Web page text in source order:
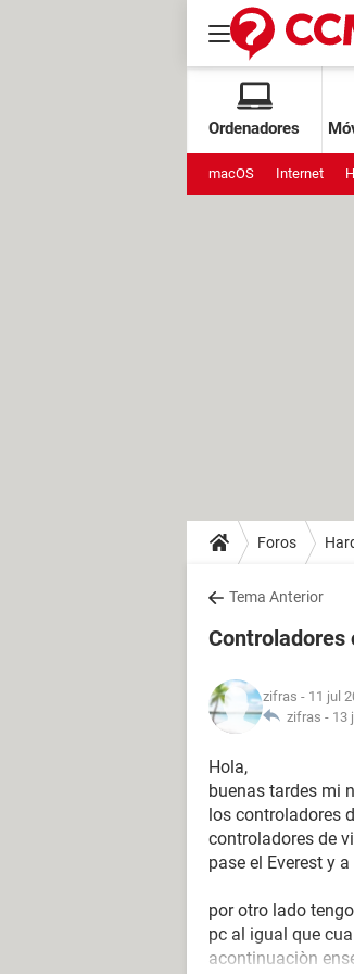
Ordenadores
macOS Internet
Foros
Tema Anterior
zifras - 11 jul
zifras - 13
Hola,
buenas tardes mi
los controladores
controladores de
pase el Everest y
por otro lado
pc al igual que
acontinuaciòn